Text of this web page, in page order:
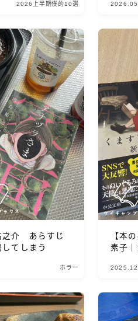
2026上半期僕的10選
之介 あらすじ
てしまう
ホラー
【本
素子